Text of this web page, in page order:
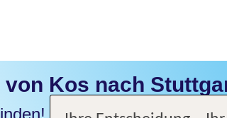
von Kos nach